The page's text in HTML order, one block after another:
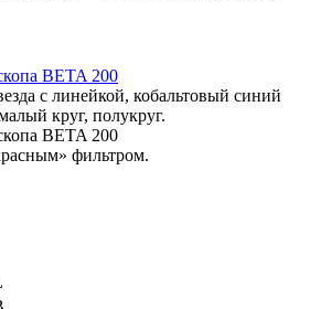
с линейкой, кобальтовый синий
круг, полукруг.
фильтром.